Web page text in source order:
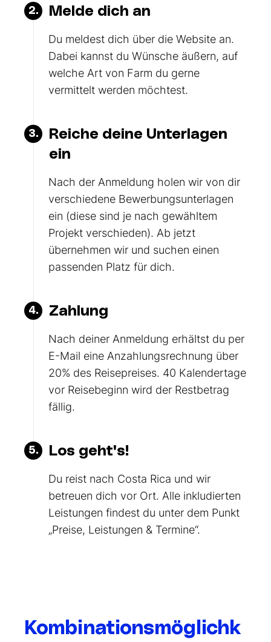
2. Melde dich an
Du meldest dich über die Website an.
Dabei kannst du Wünsche äußern, auf
welche Art von Farm du gerne
vermittelt werden möchtest.
3.
Reiche deine Unterlagen
ein
Nach der Anmeldung holen wir von dir
verschiedene Bewerbungsunterlagen
ein (diese sind je nach gewähltem
Projekt verschieden). Ab jetzt
übernehmen wir und suchen einen
passenden Platz für dich.
4. Zahlung
Nach deiner Anmeldung erhältst du per
E-Mail eine Anzahlungsrechnung über
20% des Reisepreises. 40 Kalendertage
vor Reisebeginn wird der Restbetrag
fällig.
5. Los geht's!
Du reist nach Costa Rica und wir
betreuen dich vor Ort. Alle inkludierten
Leistungen findest du unter dem Punkt
„Preise, Leistungen & Termine“.
Kombinationsmöglichk